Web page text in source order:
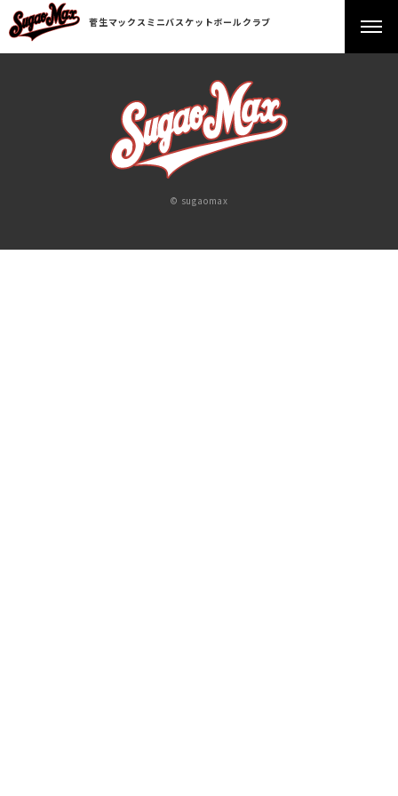
菅生マックスミニバスケットボールクラブ
© sugaomax